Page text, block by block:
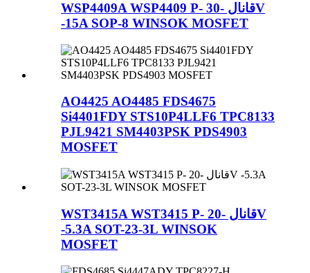
WSP4409A WSP4409 P- قانال -30V
-15A SOP-8 WINSOK MOSFET
AO4425 AO4485 FDS4675
Si4401FDY STS10P4LLF6 TPC8133
PJL9421 SM4403PSK PDS4903
MOSFET
WST3415A WST3415 P- قانال -20V
-5.3A SOT-23-3L WINSOK
MOSFET